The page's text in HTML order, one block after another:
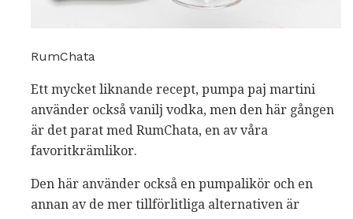
RumChata
Ett mycket liknande recept, pumpa paj martini
använder också vanilj vodka, men den här gången
är det parat med RumChata, en av våra
favoritkrämlikor.
Den här använder också en pumpalikör och en
annan av de mer tillförlitliga alternativen är